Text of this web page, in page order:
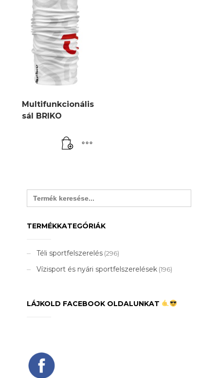
Multifunkcionális
sál BRIKO
Search
for:
TERMÉKKATEGÓRIÁK
Téli sportfelszerelés (296)
Vízisport és nyári sportfelszerelések (196)
LÁJKOLD FACEBOOK OLDALUNKAT